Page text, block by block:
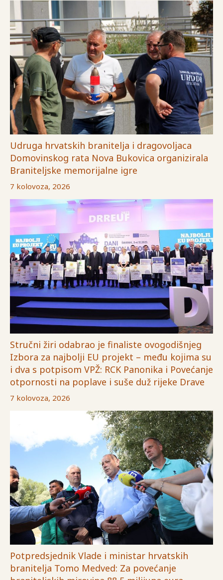
Udruga hrvatskih branitelja i dragovoljaca
Domovinskog rata Nova Bukovica organizirala
Braniteljske memorijalne igre
7 kolovoza, 2026
Stručni žiri odabrao je finaliste ovogodišnjeg
Izbora za najbolji EU projekt – među kojima su
i dva s potpisom VPŽ: RCK Panonika i Povećanje
otpornosti na poplave i suše duž rijeke Drave
7 kolovoza, 2026
Potpredsjednik Vlade i ministar hrvatskih
branitelja Tomo Medved: Za povećanje